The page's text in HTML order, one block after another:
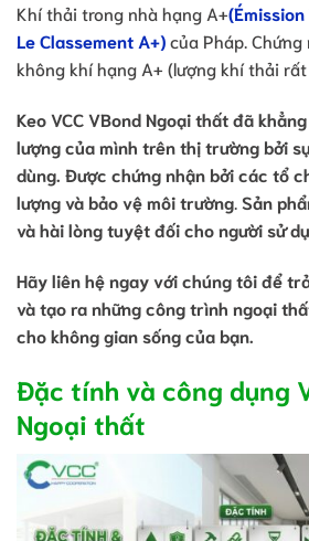
Khí thải trong nhà hạng A+
Le Classement A+)của Pháp.
không khí hạng A+ (lượng khí thải
Keo VCC VBond Ngoại thất đã
lượng của mình trên thị trường bởi
dùng. Được chứng nhận bởi các tổ
lượng và bảo vệ môi trường Sản
và hài lòng tuyệt đối cho người sử
Hãy liên hệ ngay với chúng tôi để
và tạo ra những công trình ngoại
cho không gian sống của bạn.
Đặc tính và công dụng
Ngoại thất